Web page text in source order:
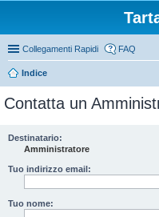
Collegamenti Rapidi FAQ
Indice
Contatta un
Destinatario:
Amministratore
Tuo indirizzo email:
Tuo nome: